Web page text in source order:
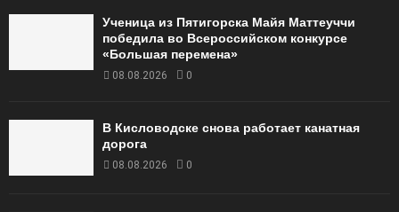
Ученица из Пятигорска Майя Маттеуччи
победила во Всероссийском конкурсе
«Большая перемена»
08.08.2026 0
В Кисловодске снова работает канатная
дорога
08.08.2026 0